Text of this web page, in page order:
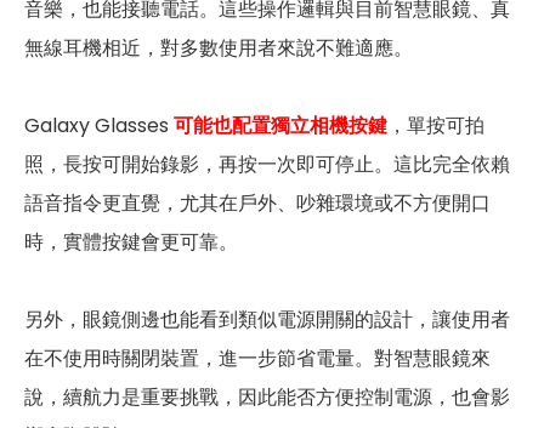
音樂，也能接聽電話。這些操作邏輯與目前智慧眼鏡、真
無線耳機相近，對多數使用者來說不難適應。
Galaxy Glasses 可能也配置獨立相機按鍵 ，單按可拍
照，長按可開始錄影，再按一次即可停止。這比完全依賴
語音指令更直覺，尤其在戶外、吵雜環境或不方便開口
時，實體按鍵會更可靠。
另外，眼鏡側邊也能看到類似電源開關的設計，讓使用者
在不使用時關閉裝置，進一步節省電量。對智慧眼鏡來
說，續航力是重要挑戰，因此能否方便控制電源，也會影